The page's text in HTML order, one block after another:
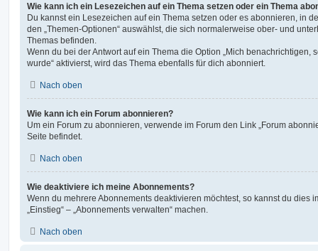
Wie kann ich ein Lesezeichen auf ein Thema setzen oder ein Thema
Du kannst ein Lesezeichen auf ein Thema setzen oder es abonnieren, in
den „Themen-Optionen“ auswählst, die sich normalerweise ober- und
Themas befinden.
Wenn du bei der Antwort auf ein Thema die Option „Mich benachrichtigen,
wurde“ aktivierst, wird das Thema ebenfalls für dich abonniert.
Nach oben
Wie kann ich ein Forum abonnieren?
Um ein Forum zu abonnieren, verwende im Forum den Link „Forum
Seite befindet.
Nach oben
Wie deaktiviere ich meine Abonnements?
Wenn du mehrere Abonnements deaktivieren möchtest, so kannst du dies
„Einstieg“ – „Abonnements verwalten“ machen.
Nach oben